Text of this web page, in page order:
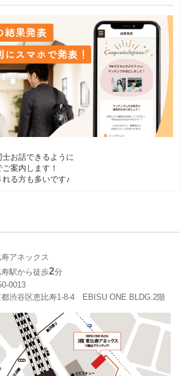
お話できるように
案内します！
る方も多いです♪
アネックス
駅から徒歩2分
0013
都渋谷区恵比寿1-8-4 EBISU ONE BLDG.2階